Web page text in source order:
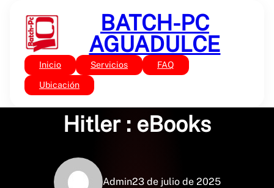
contenido
BATCH-PC
AGUADULCE
Inicio Servicios FAQ
Ubicación
Sin categoría
Eva Braun: Leben mit
Hitler : eBooks
Admin23 de julio de 2025